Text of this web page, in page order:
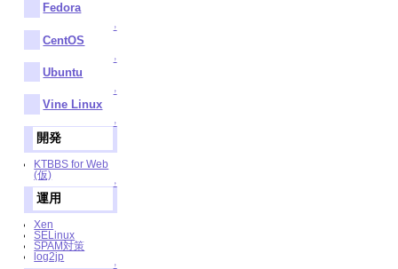
Fedora
↑
CentOS
↑
Ubuntu
↑
Vine Linux
↑
開発
KTBBS for Web
(仮)
↑
運用
Xen
SELinux
SPAM対策
log2jp
↑